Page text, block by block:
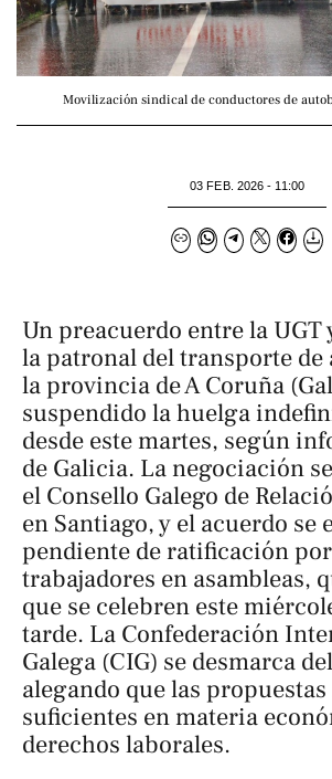
Movilización sindical de conductores de
03 FEB. 2026 - 11:00
Un preacuerdo entre la UGT
la patronal del transporte de
la provincia de A Coruña
suspendido la huelga
desde este martes, según
de Galicia. La negociación
el Consello Galego de
en Santiago, y el acuerdo se
pendiente de ratificación
trabajadores en asambleas,
que se celebren este
tarde. La Confederación
Galega (CIG) se desmarca
alegando que las
suficientes en materia
derechos laborales.